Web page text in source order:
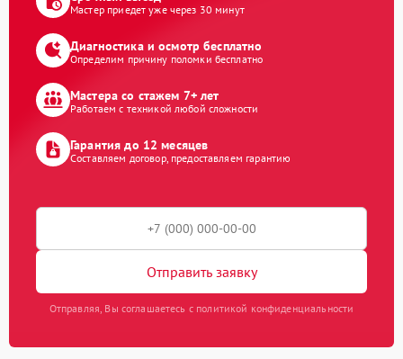
Мастер приедет уже через 30 минут
Диагностика и осмотр бесплатно
Определим причину поломки бесплатно
Мастера со стажем 7+ лет
Работаем с техникой любой сложности
Гарантия до 12 месяцев
Составляем договор, предоставляем гарантию
Отправить заявку
Отправляя, Вы соглашаетесь с политикой конфиденциальности